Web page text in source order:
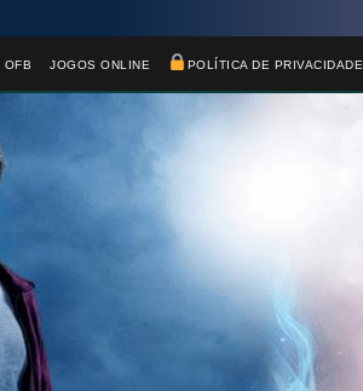
OFB JOGOS ONLINE POLÍTICA DE PRIVACIDADE